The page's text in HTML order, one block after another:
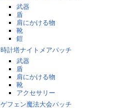
武器
盾
肩にかける物
靴
鎧
時計塔ナイトメアパッチ
武器
盾
肩にかける物
靴
アクセサリー
ゲフェン魔法大会パッチ